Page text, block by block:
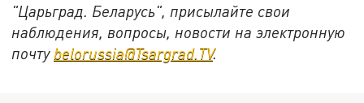
"Царьград. Беларусь", присылайте свои
наблюдения, вопросы, новости на электронную
почту belorussia@Tsargrad.TV.